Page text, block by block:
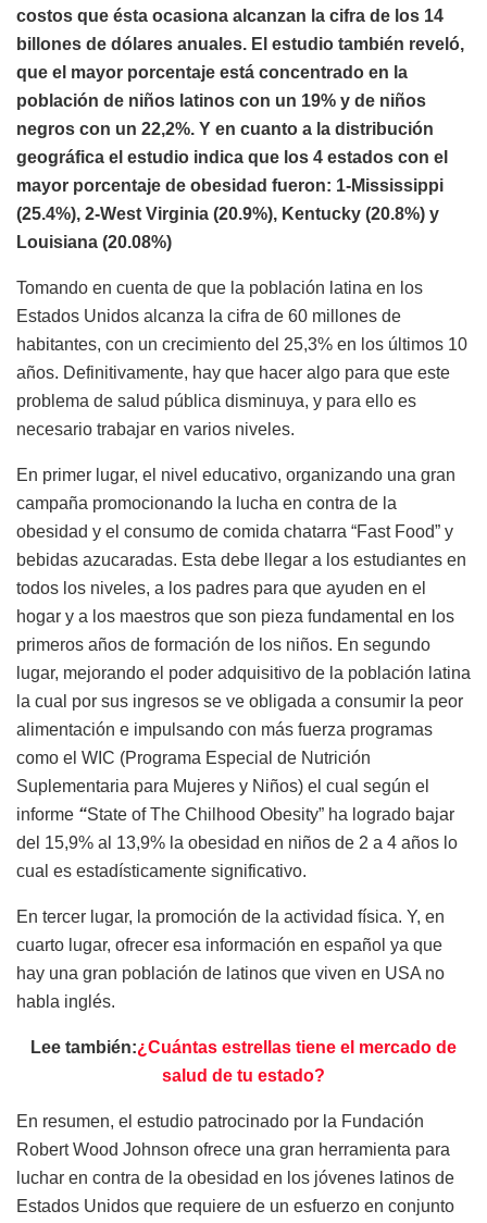
costos que ésta ocasiona alcanzan la cifra de los 14
billones de dólares anuales. El estudio también reveló,
que el mayor porcentaje está concentrado en la
población de niños latinos con un 19% y de niños
negros con un 22,2%. Y en cuanto a la distribución
geográfica el estudio indica que los 4 estados con el
mayor porcentaje de obesidad fueron: 1-Mississippi
(25.4%), 2-West Virginia (20.9%), Kentucky (20.8%) y
Louisiana (20.08%)
Tomando en cuenta de que la población latina en los
Estados Unidos alcanza la cifra de 60 millones de
habitantes, con un crecimiento del 25,3% en los últimos 10
años. Definitivamente, hay que hacer algo para que este
problema de salud pública disminuya, y para ello es
necesario trabajar en varios niveles.
En primer lugar, el nivel educativo, organizando una gran
campaña promocionando la lucha en contra de la
obesidad y el consumo de comida chatarra “Fast Food” y
bebidas azucaradas. Esta debe llegar a los estudiantes en
todos los niveles, a los padres para que ayuden en el
hogar y a los maestros que son pieza fundamental en los
primeros años de formación de los niños. En segundo
lugar, mejorando el poder adquisitivo de la población latina
la cual por sus ingresos se ve obligada a consumir la peor
alimentación e impulsando con más fuerza programas
como el WIC (Programa Especial de Nutrición
Suplementaria para Mujeres y Niños) el cual según el
informe “State of The Chilhood Obesity” ha logrado bajar
del 15,9% al 13,9% la obesidad en niños de 2 a 4 años lo
cual es estadísticamente significativo.
En tercer lugar, la promoción de la actividad física. Y, en
cuarto lugar, ofrecer esa información en español ya que
hay una gran población de latinos que viven en USA no
habla inglés.
Lee también:¿Cuántas estrellas tiene el mercado de
salud de tu estado?
En resumen, el estudio patrocinado por la Fundación
Robert Wood Johnson ofrece una gran herramienta para
luchar en contra de la obesidad en los jóvenes latinos de
Estados Unidos que requiere de un esfuerzo en conjunto